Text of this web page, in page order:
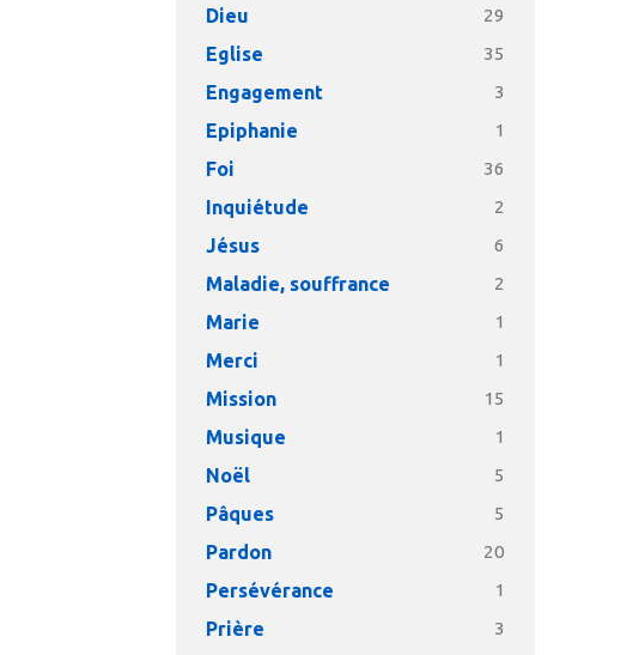
Dieu 29
Eglise 35
Engagement 3
Epiphanie 1
Foi 36
Inquiétude 2
Jésus 6
Maladie, souffrance 2
Marie 1
Merci 1
Mission 15
Musique 1
Noël 5
Pâques 5
Pardon 20
Persévérance 1
Prière 3